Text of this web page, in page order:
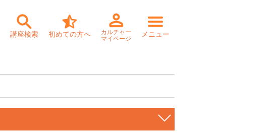
講座検索 初めての方へ
カルチャー
マイページ
メニュー